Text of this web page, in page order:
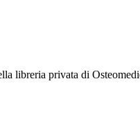
libreria privata di